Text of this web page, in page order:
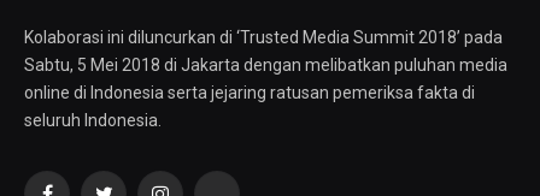
Kolaborasi ini diluncurkan di ‘Trusted Media Summit 2018’ pada
Sabtu, 5 Mei 2018 di Jakarta dengan melibatkan puluhan media
online di Indonesia serta jejaring ratusan pemeriksa fakta di
seluruh Indonesia.